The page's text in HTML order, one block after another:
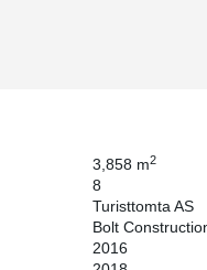
3,858 m2
8
Turisttomta AS
Bolt
2016